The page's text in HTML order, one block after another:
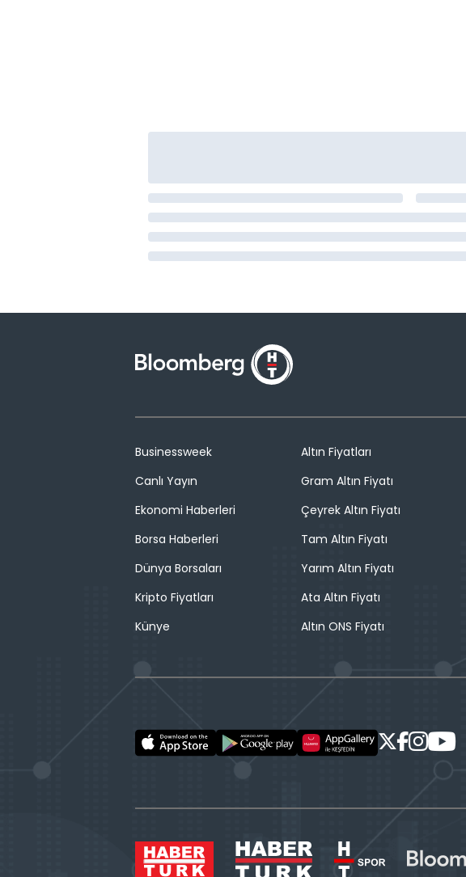
Businessweek
Canlı Yayın
Ekonomi Haberleri
Borsa Haberleri
Dünya Borsaları
Kripto Fiyatları
Künye
Altın Fiyatları
Gram Altın Fiyatı
Çeyrek Altın Fiyatı
Tam Altın Fiyatı
Yarım Altın Fiyatı
Ata Altın Fiyatı
Altın ONS Fiyatı